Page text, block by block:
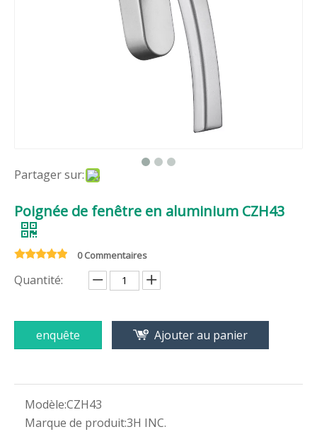
Partager sur:
Poignée de fenêtre en aluminium CZH43
0 Commentaires
Quantité:
enquête Ajouter au panier
Modèle:CZH43
Marque de produit:3H INC.